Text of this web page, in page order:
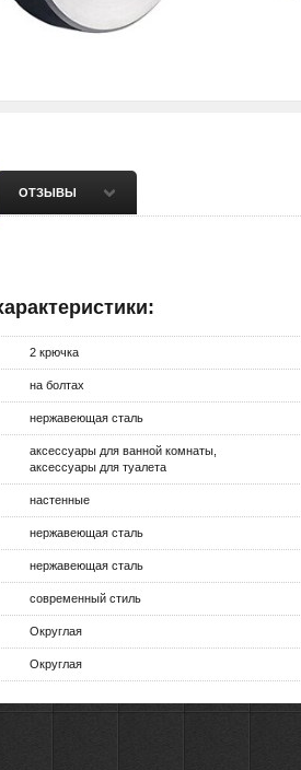
ОТЗЫВЫ
2 крючка
на болтах
нержавеющая сталь
аксессуары для ванной комнаты,
аксессуары для туалета
настенные
нержавеющая сталь
нержавеющая сталь
современный стиль
Округлая
Округлая